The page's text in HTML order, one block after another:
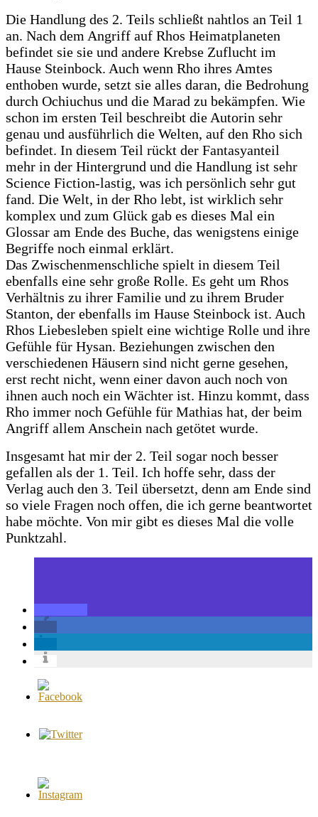
Die Handlung des 2. Teils schließt nahtlos an Teil 1
an. Nach dem Angriff auf Rhos Heimatplaneten
befindet sie sie und andere Krebse Zuflucht im
Hause Steinbock. Auch wenn Rho ihres Amtes
enthoben wurde, setzt sie alles daran, die Bedrohung
durch Ochiuchus und die Marad zu bekämpfen. Wie
schon im ersten Teil beschreibt die Autorin sehr
genau und ausführlich die Welten, auf den Rho sich
befindet. In diesem Teil rückt der Fantasyanteil
mehr in der Hintergrund und die Handlung ist sehr
Science Fiction-lastig, was ich persönlich sehr gut
fand. Die Welt, in der Rho lebt, ist wirklich sehr
komplex und zum Glück gab es dieses Mal ein
Glossar am Ende des Buche, das wenigstens einige
Begriffe noch einmal erklärt.
Das Zwischenmenschliche spielt in diesem Teil
ebenfalls eine sehr große Rolle. Es geht um Rhos
Verhältnis zu ihrer Familie und zu ihrem Bruder
Stanton, der ebenfalls im Hause Steinbock ist. Auch
Rhos Liebesleben spielt eine wichtige Rolle und ihre
Gefühle für Hysan. Beziehungen zwischen den
verschiedenen Häusern sind nicht gerne gesehen,
erst recht nicht, wenn einer davon auch noch von
ihnen auch noch ein Wächter ist. Hinzu kommt, dass
Rho immer noch Gefühle für Mathias hat, der beim
Angriff allem Anschein nach getötet wurde.
Insgesamt hat mir der 2. Teil sogar noch besser
gefallen als der 1. Teil. Ich hoffe sehr, dass der
Verlag auch den 3. Teil übersetzt, denn am Ende sind
so viele Fragen noch offen, die ich gerne beantwortet
habe möchte. Von mir gibt es dieses Mal die volle
Punktzahl.